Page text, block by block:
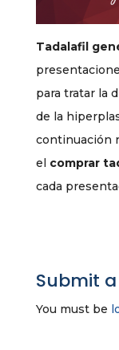
Tadalafil
para tratar la
de la
continuación
el comprar
cada
Submit
You must be